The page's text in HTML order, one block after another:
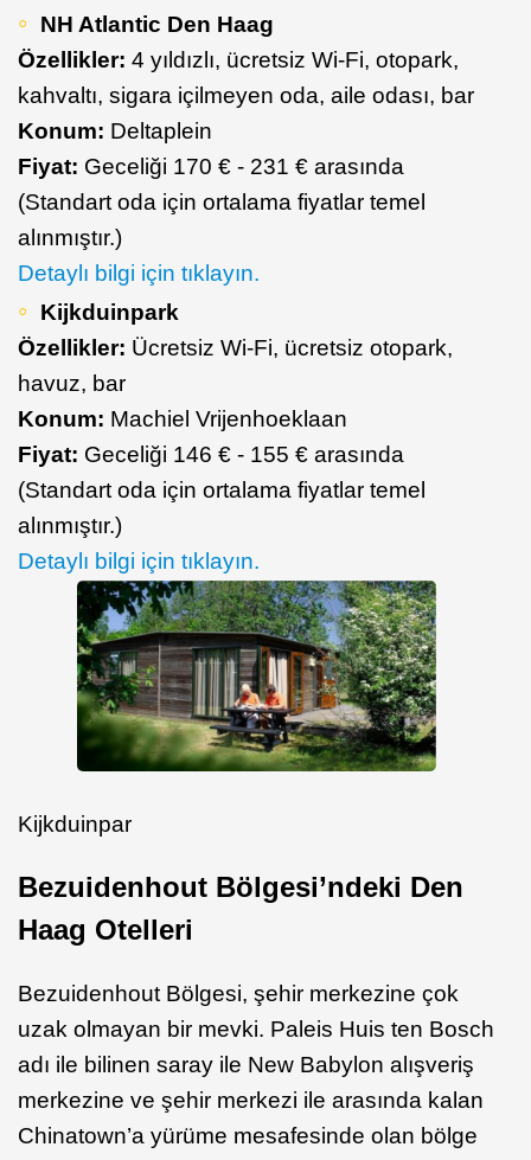
NH Atlantic Den Haag
Özellikler: 4 yıldızlı, ücretsiz Wi-Fi, otopark,
kahvaltı, sigara içilmeyen oda, aile odası, bar
Konum: Deltaplein
Fiyat: Geceliği 170 € - 231 € arasında
(Standart oda için ortalama fiyatlar temel
alınmıştır.)
Detaylı bilgi için tıklayın.
Kijkduinpark
Özellikler: Ücretsiz Wi-Fi, ücretsiz otopark,
havuz, bar
Konum: Machiel Vrijenhoeklaan
Fiyat: Geceliği 146 € - 155 € arasında
(Standart oda için ortalama fiyatlar temel
alınmıştır.)
Detaylı bilgi için tıklayın.
Kijkduinpar
Bezuidenhout Bölgesi’ndeki Den
Haag Otelleri
Bezuidenhout Bölgesi, şehir merkezine çok
uzak olmayan bir mevki. Paleis Huis ten Bosch
adı ile bilinen saray ile New Babylon alışveriş
merkezine ve şehir merkezi ile arasında kalan
Chinatown’a yürüme mesafesinde olan bölge